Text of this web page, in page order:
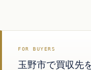
FOR BUYERS
玉野市で買収先